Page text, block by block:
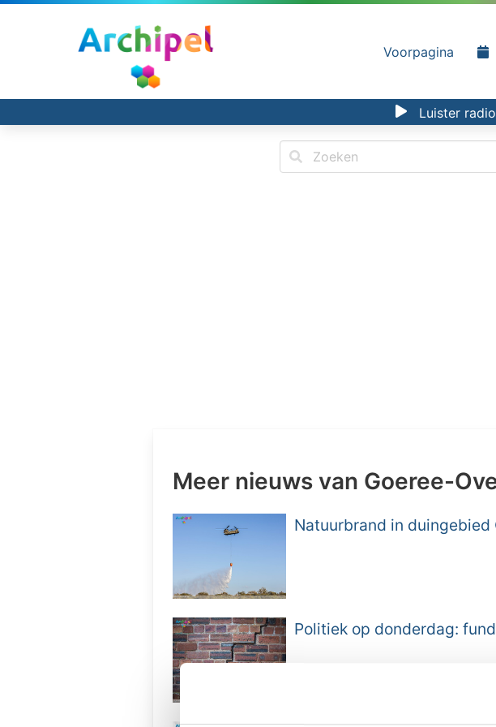
Voorpagina
Luister
Meer nieuws van Goeree-
Natuurbrand in
Politiek op donderdag: